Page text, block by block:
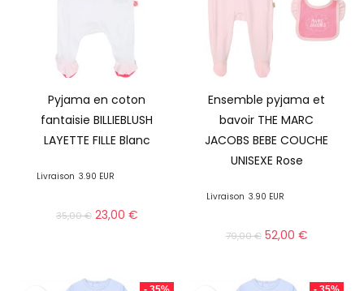
Pyjama en coton
fantaisie BILLIEBLUSH
LAYETTE FILLE Blanc
Livraison 3.90 EUR
35,00€ 23,00 €
Ensemble pyjama et
bavoir THE MARC
JACOBS BEBE COUCHE
UNISEXE Rose
Livraison 3.90 EUR
79,00€ 52,00 €